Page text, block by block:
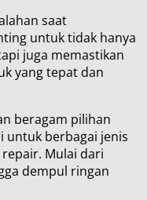
saat
untuk tidak hanya
juga memastikan
yang tepat dan
beragam pilihan
untuk berbagai jenis
Mulai dari
dempul ringan